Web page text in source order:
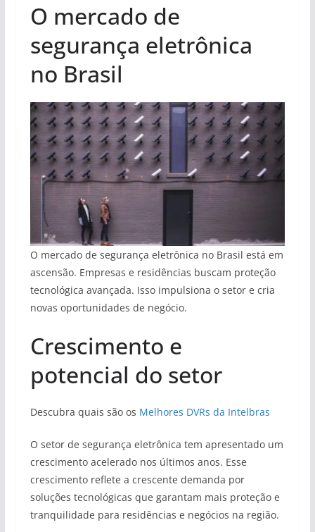
O mercado de
segurança eletrônica
no Brasil
O mercado de segurança eletrônica no Brasil está em
ascensão. Empresas e residências buscam proteção
tecnológica avançada. Isso impulsiona o setor e cria
novas oportunidades de negócio.
Crescimento e
potencial do setor
Descubra quais são os Melhores DVRs da Intelbras
O setor de segurança eletrônica tem apresentado um
crescimento acelerado nos últimos anos. Esse
crescimento reflete a crescente demanda por
soluções tecnológicas que garantam mais proteção e
tranquilidade para residências e negócios na região.